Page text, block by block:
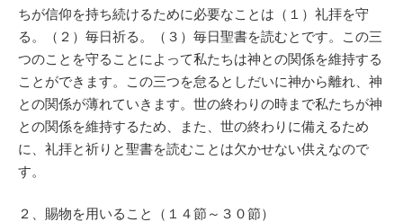
ちが信仰を持ち続けるために必要なことは（１）礼拝を守
る。（２）毎日祈る。（３）毎日聖書を読むとです。この三
つのことを守ることによって私たちは神との関係を維持する
ことができます。この三つを怠るとしだいに神から離れ、神
との関係が薄れていきます。世の終わりの時まで私たちが神
との関係を維持するため、また、世の終わりに備えるため
に、礼拝と祈りと聖書を読むことは欠かせない供えなので
す。
２、賜物を用いること（１４節～３０節）